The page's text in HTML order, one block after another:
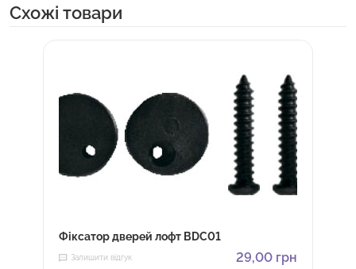
Cхожі товари
Фіксатор дверей лофт BDC01
Залишити відгук 29,00 грн